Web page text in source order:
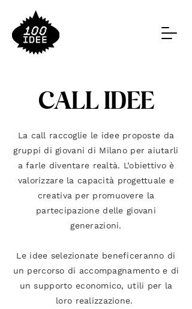
CALL IDEE
La call raccoglie le idee proposte da
gruppi di giovani di Milano per aiutarli
a farle diventare realtà. L’obiettivo è
valorizzare la capacità progettuale e
creativa per promuovere la
partecipazione delle giovani
generazioni.
Le idee selezionate beneficeranno di
un percorso di accompagnamento e di
un supporto economico, utili per la
loro realizzazione.